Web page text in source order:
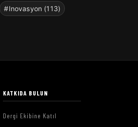
#Inovasyon (113)
KATKIDA BULUN
Dergi Ekibine Katıl